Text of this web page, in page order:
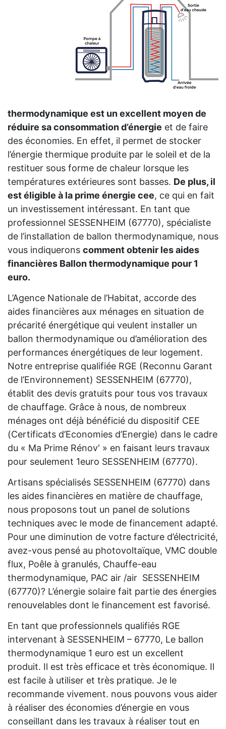
thermodynamique est un excellent moyen de
réduire sa consommation d’énergie et de faire
des économies. En effet, il permet de stocker
l’énergie thermique produite par le soleil et de la
restituer sous forme de chaleur lorsque les
températures extérieures sont basses. De plus, il
est éligible à la prime énergie cee, ce qui en fait
un investissement intéressant. En tant que
professionnel SESSENHEIM (67770), spécialiste
de l’installation de ballon thermodynamique, nous
vous indiquerons comment obtenir les aides
financières Ballon thermodynamique pour 1
euro.
L’Agence Nationale de l’Habitat, accorde des
aides financières aux ménages en situation de
précarité énergétique qui veulent installer un
ballon thermodynamique ou d’amélioration des
performances énergétiques de leur logement.
Notre entreprise qualifiée RGE (Reconnu Garant
de l’Environnement) SESSENHEIM (67770),
établit des devis gratuits pour tous vos travaux
de chauffage. Grâce à nous, de nombreux
ménages ont déjà bénéficié du dispositif CEE
(Certificats d’Economies d’Energie) dans le cadre
du « Ma Prime Rénov' » en faisant leurs travaux
pour seulement 1euro SESSENHEIM (67770).
Artisans spécialisés SESSENHEIM (67770) dans
les aides financières en matière de chauffage,
nous proposons tout un panel de solutions
techniques avec le mode de financement adapté.
Pour une diminution de votre facture d’électricité,
avez-vous pensé au photovoltaïque, VMC double
flux, Poêle à granulés, Chauffe-eau
thermodynamique, PAC air /air SESSENHEIM
(67770)? L’énergie solaire fait partie des énergies
renouvelables dont le financement est favorisé.
En tant que professionnels qualifiés RGE
intervenant à SESSENHEIM – 67770, Le ballon
thermodynamique 1 euro est un excellent
produit. Il est très efficace et très économique. Il
est facile à utiliser et très pratique. Je le
recommande vivement. nous pouvons vous aider
à réaliser des économies d’énergie en vous
conseillant dans les travaux à réaliser tout en